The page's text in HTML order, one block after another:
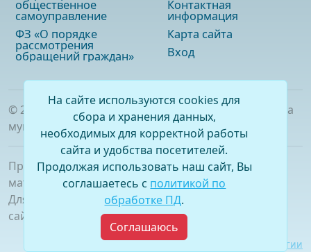
общественное
самоуправление
ФЗ «О порядке
рассмотрения
обращений граждан»
Контактная
информация
Карта сайта
Вход
© 2026
. Официальный сайт Думы городского округа
муниципального образования «город Саянск»
При полном или частичном использовании
материалов ссылка на сайт обязательна.
Для сетевых изданий обязательна гиперссылка на
сайт –
www.dumasayansk.ru
Разработка сайта: Виртуальные технологии
На сайте используются cookies для
сбора и хранения данных,
необходимых для корректной работы
сайта и удобства посетителей.
Продолжая использовать наш сайт, Вы
соглашаетесь с политикой по
обработке ПД.
Соглашаюсь